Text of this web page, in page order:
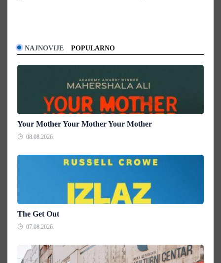
NAJNOVIJE POPULARNO
Your Mother Your Mother Your Mother
08.08.2026.
The Get Out
07.08.2026.